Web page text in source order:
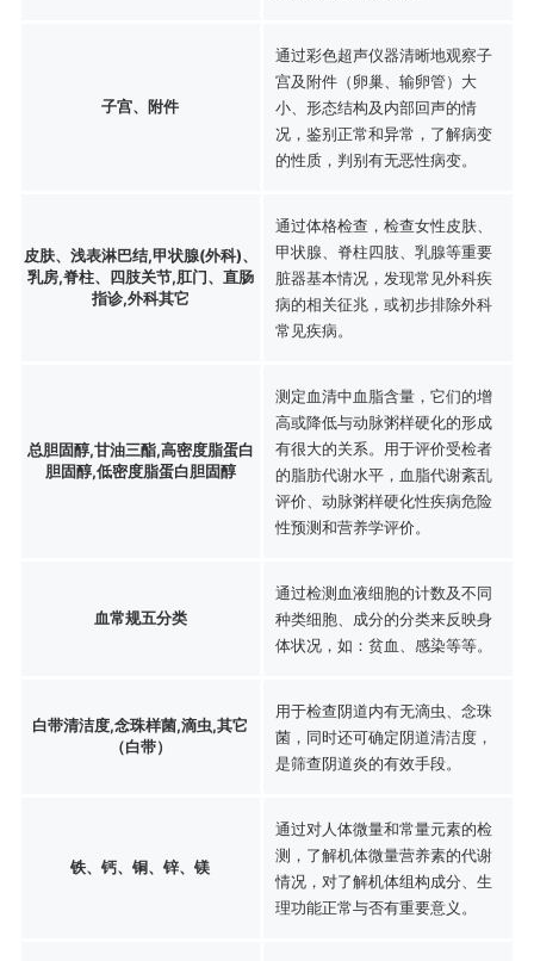
子宫、附件
通过彩色超声仪器清晰地观察子
宫及附件（卵巢、输卵管）大
小、形态结构及内部回声的情
况，鉴别正常和异常，了解病变
的性质，判别有无恶性病变。
皮肤、浅表淋巴结,甲状腺(外科)、
乳房,脊柱、四肢关节,肛门、直肠
指诊,外科其它
通过体格检查，检查女性皮肤、
甲状腺、脊柱四肢、乳腺等重要
脏器基本情况，发现常见外科疾
病的相关征兆，或初步排除外科
常见疾病。
总胆固醇,甘油三酯,高密度脂蛋白
胆固醇,低密度脂蛋白胆固醇
测定血清中血脂含量，它们的增
高或降低与动脉粥样硬化的形成
有很大的关系。用于评价受检者
的脂肪代谢水平，血脂代谢紊乱
评价、动脉粥样硬化性疾病危险
性预测和营养学评价。
血常规五分类
通过检测血液细胞的计数及不同
种类细胞、成分的分类来反映身
体状况，如：贫血、感染等等。
白带清洁度,念珠样菌,滴虫,其它
（白带）
用于检查阴道内有无滴虫、念珠
菌，同时还可确定阴道清洁度，
是筛查阴道炎的有效手段。
铁、钙、铜、锌、镁
通过对人体微量和常量元素的检
测，了解机体微量营养素的代谢
情况，对了解机体组构成分、生
理功能正常与否有重要意义。